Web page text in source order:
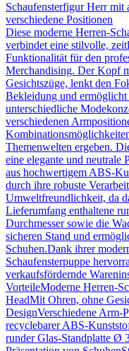
Schaufensterfigur Herr mit
verschiedene Positionen
Diese moderne Herren-
verbindet eine stilvolle,
Funktionalität für den
Merchandising. Der Kopf
Gesichtszüge, lenkt den
Bekleidung und
unterschiedliche
verschiedenen
Themenwelten ergeben.
eine elegante und neutrale
aus hochwertigem ABS-
durch ihre robuste
Umweltfreundlichkeit, da
Lieferumfang enthaltene
Durchmesser sowie die
sicheren Stand und
Schuhen.Dank ihrer
Schaufensterpuppe
verkaufsfördernde
VorteileModerne Herren-
HeadMit Ohren, ohne
DesignVerschiedene Arm-
recyclebarer ABS-
runder Glas-Standplatte Ø